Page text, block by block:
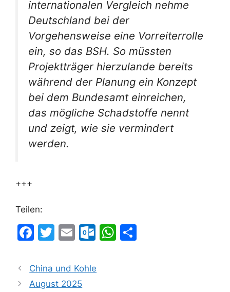
internationalen Vergleich nehme
Deutschland bei der
Vorgehensweise eine Vorreiterrolle
ein, so das BSH. So müssten
Projektträger hierzulande bereits
während der Planung ein Konzept
bei dem Bundesamt einreichen,
das mögliche Schadstoffe nennt
und zeigt, wie sie vermindert
werden.
+++
Teilen:
F
c
e
T
itt
er
E
ai
l
O
lo
W
China und Kohle
August 2025